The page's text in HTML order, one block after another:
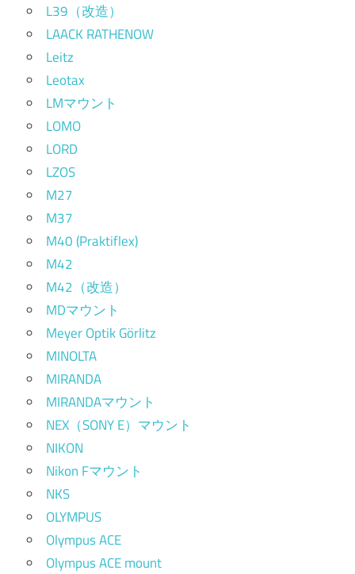
L39（改造）
LAACK RATHENOW
Leitz
Leotax
LMマウント
LOMO
LORD
LZOS
M27
M37
M40 (Praktiflex)
M42
M42（改造）
MDマウント
Meyer Optik Görlitz
MINOLTA
MIRANDA
MIRANDAマウント
NEX（SONY E）マウント
NIKON
Nikon Fマウント
NKS
OLYMPUS
Olympus ACE
Olympus ACE mount